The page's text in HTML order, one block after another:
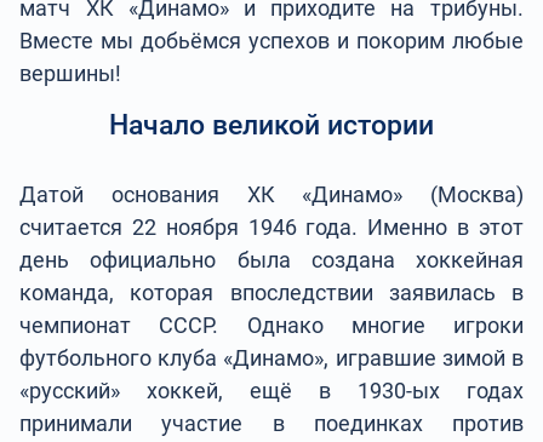
матч ХК «Динамо» и приходите на трибуны.
Вместе мы добьёмся успехов и покорим любые
вершины!
Начало великой истории
Датой основания ХК «Динамо» (Москва)
считается 22 ноября 1946 года. Именно в этот
день официально была создана хоккейная
команда, которая впоследствии заявилась в
чемпионат СССР. Однако многие игроки
футбольного клуба «Динамо», игравшие зимой в
«русский» хоккей, ещё в 1930-ых годах
принимали участие в поединках против